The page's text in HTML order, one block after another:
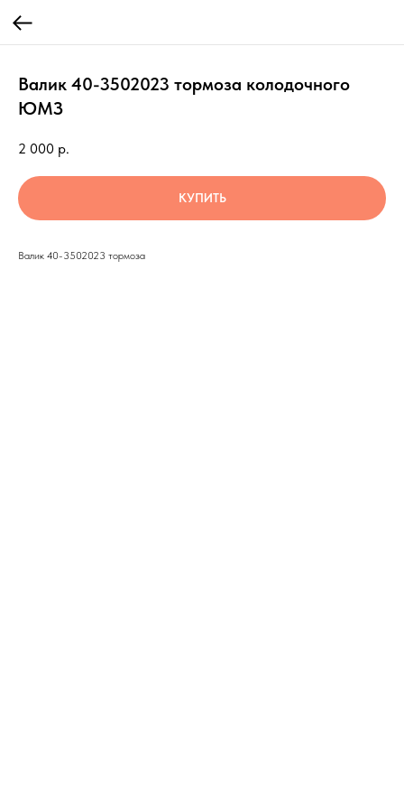
Валик 40-3502023 тормоза колодочного
ЮМЗ
2 000 р.
КУПИТЬ
Валик 40-3502023 тормоза